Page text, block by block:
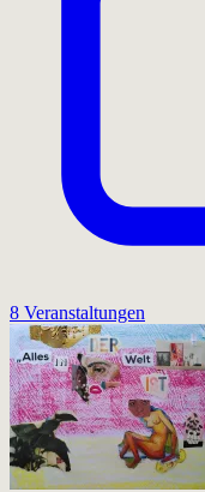
8 Veranstaltungen